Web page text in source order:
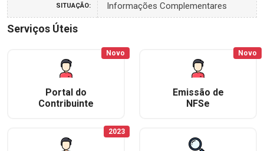
SITUAÇÃO: Informações Complementares
Serviços Úteis
Portal do
Contribuinte
Novo
Emissão de
NFSe
Novo
2023